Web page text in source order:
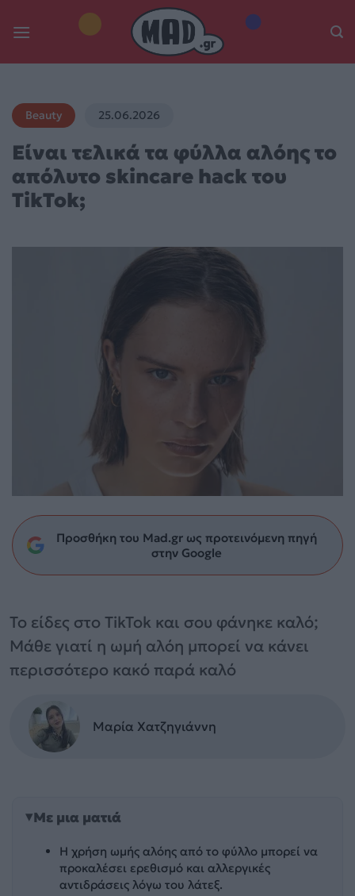
Beauty 25.06.2026
Είναι τελικά τα φύλλα αλόης το
απόλυτο skincare hack του
TikTok;
Προσθήκη του Mad.gr ως προτεινόμενη πηγή
στην Google
Το είδες στο TikTok και σου φάνηκε καλό;
Μάθε γιατί η ωμή αλόη μπορεί να κάνει
περισσότερο κακό παρά καλό
Μαρία Χατζηγιάννη
Με μια ματιά
Η χρήση ωμής αλόης από το φύλλο μπορεί να
προκαλέσει ερεθισμό και αλλεργικές
αντιδράσεις λόγω του λάτεξ.